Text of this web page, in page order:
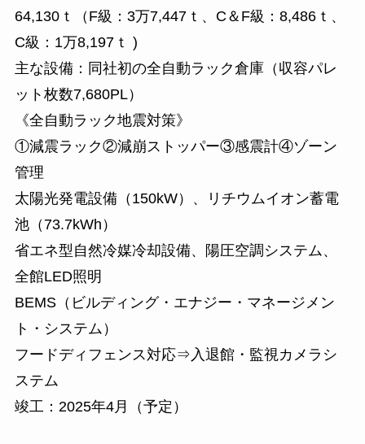
64,130ｔ（F級：3万7,447ｔ、C＆F級：8,486ｔ、
C級：1万8,197ｔ )
主な設備：同社初の全自動ラック倉庫（収容パレ
ット枚数7,680PL）
《全自動ラック地震対策》
①減震ラック②減崩ストッパー③感震計④ゾーン
管理
太陽光発電設備（150kW）、リチウムイオン蓄電
池（73.7kWh）
省エネ型自然冷媒冷却設備、陽圧空調システム、
全館LED照明
BEMS（ビルディング・エナジー・マネージメン
ト・システム）
フードディフェンス対応⇒入退館・監視カメラシ
ステム
竣工：2025年4月（予定）